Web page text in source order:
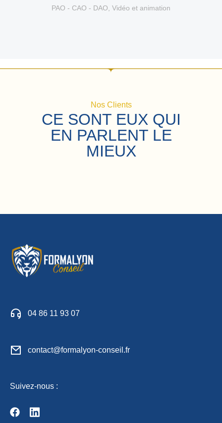
PAO - CAO - DAO, Vidéo et animation
Nos Clients
CE SONT EUX QUI
EN PARLENT LE
MIEUX
04 86 11 93 07
contact@formalyon-conseil.fr
Suivez-nous :